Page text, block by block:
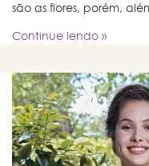
são as flores, porém,
Continue lendo »